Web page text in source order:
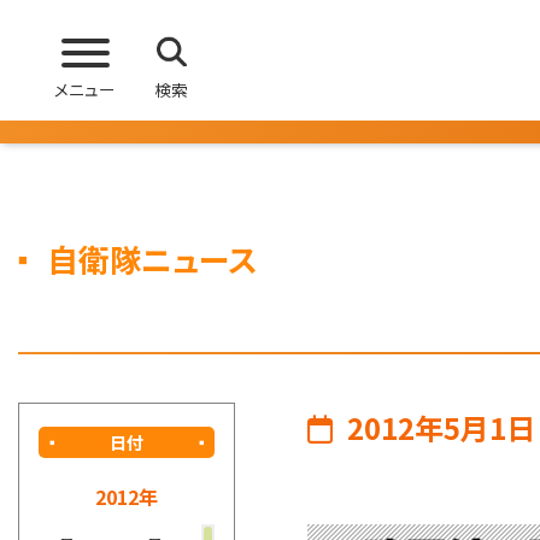
メニュー 検索
自衛隊ニュース
日付
2012年
2012年5月1日